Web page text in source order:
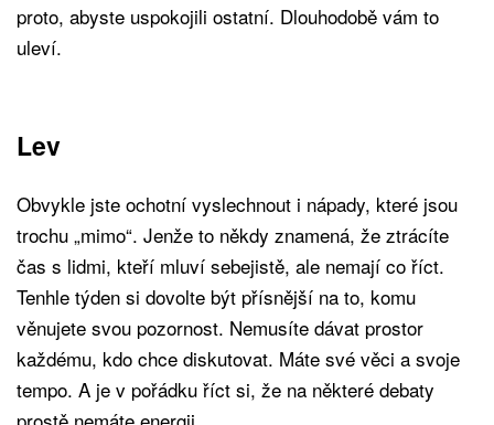
proto, abyste uspokojili ostatní. Dlouhodobě vám to
uleví.
Lev
Obvykle jste ochotní vyslechnout i nápady, které jsou
trochu „mimo“. Jenže to někdy znamená, že ztrácíte
čas s lidmi, kteří mluví sebejistě, ale nemají co říct.
Tenhle týden si dovolte být přísnější na to, komu
věnujete svou pozornost. Nemusíte dávat prostor
každému, kdo chce diskutovat. Máte své věci a svoje
tempo. A je v pořádku říct si, že na některé debaty